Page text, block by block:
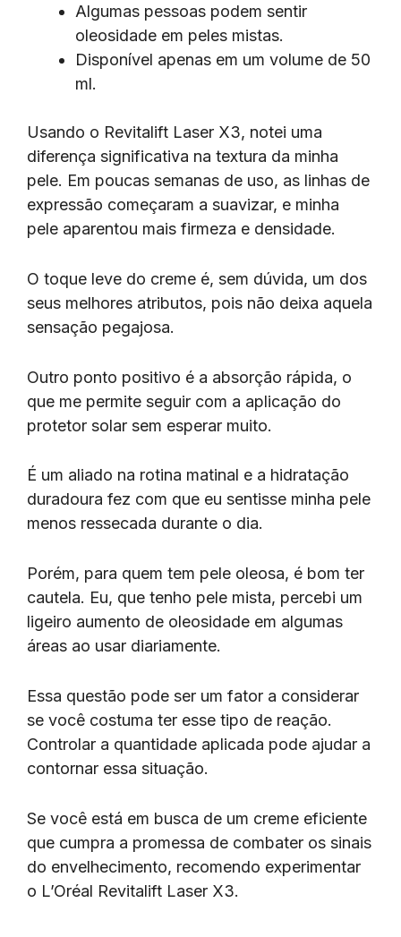
Algumas pessoas podem sentir
oleosidade em peles mistas.
Disponível apenas em um volume de 50
ml.
Usando o Revitalift Laser X3, notei uma
diferença significativa na textura da minha
pele. Em poucas semanas de uso, as linhas de
expressão começaram a suavizar, e minha
pele aparentou mais firmeza e densidade.
O toque leve do creme é, sem dúvida, um dos
seus melhores atributos, pois não deixa aquela
sensação pegajosa.
Outro ponto positivo é a absorção rápida, o
que me permite seguir com a aplicação do
protetor solar sem esperar muito.
É um aliado na rotina matinal e a hidratação
duradoura fez com que eu sentisse minha pele
menos ressecada durante o dia.
Porém, para quem tem pele oleosa, é bom ter
cautela. Eu, que tenho pele mista, percebi um
ligeiro aumento de oleosidade em algumas
áreas ao usar diariamente.
Essa questão pode ser um fator a considerar
se você costuma ter esse tipo de reação.
Controlar a quantidade aplicada pode ajudar a
contornar essa situação.
Se você está em busca de um creme eficiente
que cumpra a promessa de combater os sinais
do envelhecimento, recomendo experimentar
o L’Oréal Revitalift Laser X3.